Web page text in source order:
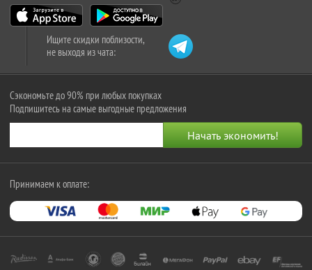
Ищите скидки поблизости,
не выходя из чата:
Сэкономьте до 90% при любых покупках
Подпишитесь на самые выгодные предложения
Принимаем к оплате: